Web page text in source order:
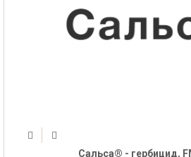
Сальса® - гербицид,